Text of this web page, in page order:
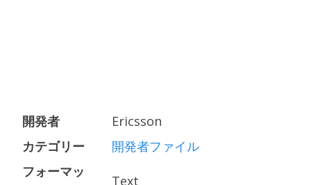
開発者
Ericsson
カテゴリー
開発者ファイル
フォーマッ
Text